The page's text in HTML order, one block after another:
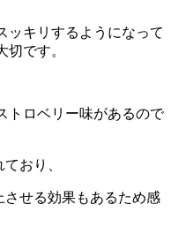
ッキリするようになって
です。
トロベリー味があるので
おり、
せる効果もあるため感